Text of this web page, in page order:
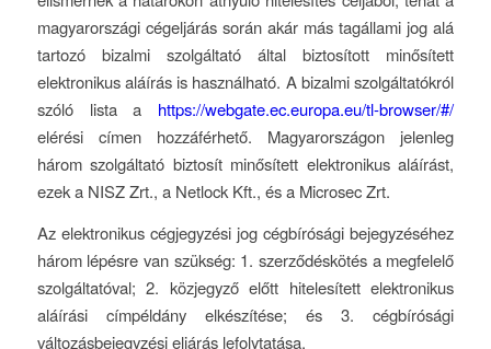
magyarországi cégeljárás során akár más tagállami jog alá
tartozó bizalmi szolgáltató által biztosított minősített
elektronikus aláírás is használható. A bizalmi szolgáltatókról
szóló lista a https://webgate.ec.europa.eu/tl-browser/#/
elérési címen hozzáférhető. Magyarországon jelenleg
három szolgáltató biztosít minősített elektronikus aláírást,
ezek a NISZ Zrt., a Netlock Kft., és a Microsec Zrt.
Az elektronikus cégjegyzési jog cégbírósági bejegyzéséhez
három lépésre van szükség: 1. szerződéskötés a megfelelő
szolgáltatóval; 2. közjegyző előtt hitelesített elektronikus
aláírási címpéldány elkészítése; és 3. cégbírósági
változásbejegyzési eljárás lefolytatása.